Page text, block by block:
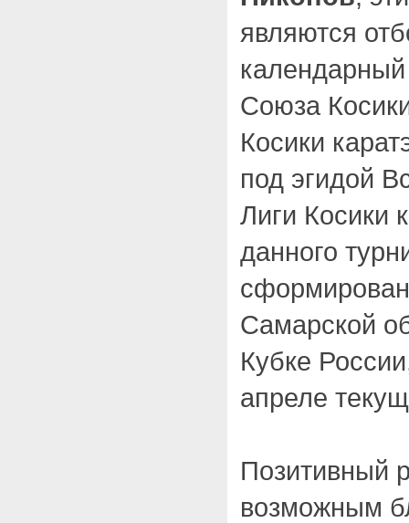
являются
Союза
Косики
под эгидой
Лиги Косики
данного
Самарской
Кубке
апреле
Позитивный
возможным